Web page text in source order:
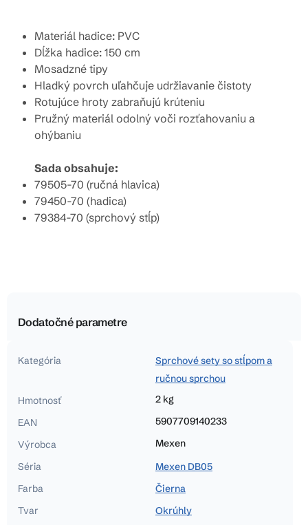
Materiál hadice: PVC
Dĺžka hadice: 150 cm
Mosadzné tipy
Hladký povrch uľahčuje udržiavanie čistoty
Rotujúce hroty zabraňujú krúteniu
Pružný materiál odolný voči rozťahovaniu a
ohýbaniu
Sada obsahuje:
79505-70 (ručná hlavica)
79450-70 (hadica)
79384-70 (sprchový stĺp)
Dodatočné parametre
Kategória
Sprchové sety so stĺpom a
ručnou sprchou
Hmotnosť
2 kg
EAN
5907709140233
Výrobca
Mexen
Séria
Mexen DB05
Farba
Čierna
Tvar
Okrúhly